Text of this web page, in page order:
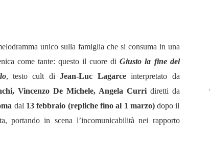
unico sulla famiglia che si consuma in una
come tante: questo il cuore diGiusto la fine del
, testo cult diJean-Luc Lagarceinterpretato da
Vincenzo De Michele, Angela Curri diretti da
dal 13 febbraio (repliche fino al 1 marzo)dopo il
portando in scena l’incomunicabilità nei rapporto